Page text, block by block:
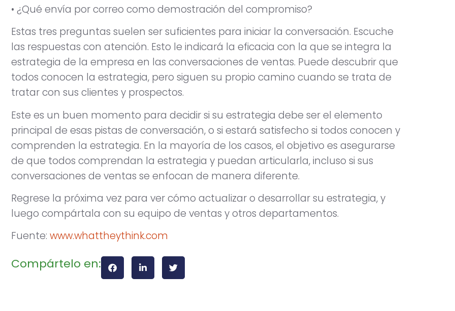
• ¿Qué envía por correo como demostración del compromiso?
Estas tres preguntas suelen ser suficientes para iniciar la conversación. Escuche
las respuestas con atención. Esto le indicará la eficacia con la que se integra la
estrategia de la empresa en las conversaciones de ventas. Puede descubrir que
todos conocen la estrategia, pero siguen su propio camino cuando se trata de
tratar con sus clientes y prospectos.
Este es un buen momento para decidir si su estrategia debe ser el elemento
principal de esas pistas de conversación, o si estará satisfecho si todos conocen y
comprenden la estrategia. En la mayoría de los casos, el objetivo es asegurarse
de que todos comprendan la estrategia y puedan articularla, incluso si sus
conversaciones de ventas se enfocan de manera diferente.
Regrese la próxima vez para ver cómo actualizar o desarrollar su estrategia, y
luego compártala con su equipo de ventas y otros departamentos.
Fuente: www.whattheythink.com
Compártelo en: